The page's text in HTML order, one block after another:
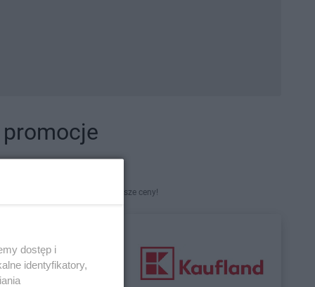
Najlepsze promocje i najniższe ceny!
dostęp i
identyfikatory,